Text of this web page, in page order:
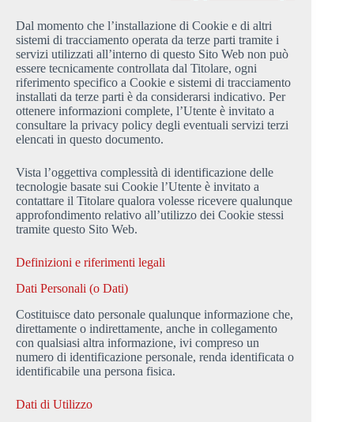
Dal momento che l’installazione di Cookie e di altri
sistemi di tracciamento operata da terze parti tramite i
servizi utilizzati all’interno di questo Sito Web non può
essere tecnicamente controllata dal Titolare, ogni
riferimento specifico a Cookie e sistemi di tracciamento
installati da terze parti è da considerarsi indicativo. Per
ottenere informazioni complete, l’Utente è invitato a
consultare la privacy policy degli eventuali servizi terzi
elencati in questo documento.
Vista l’oggettiva complessità di identificazione delle
tecnologie basate sui Cookie l’Utente è invitato a
contattare il Titolare qualora volesse ricevere qualunque
approfondimento relativo all’utilizzo dei Cookie stessi
tramite questo Sito Web.
Definizioni e riferimenti legali
Dati Personali (o Dati)
Costituisce dato personale qualunque informazione che,
direttamente o indirettamente, anche in collegamento
con qualsiasi altra informazione, ivi compreso un
numero di identificazione personale, renda identificata o
identificabile una persona fisica.
Dati di Utilizzo